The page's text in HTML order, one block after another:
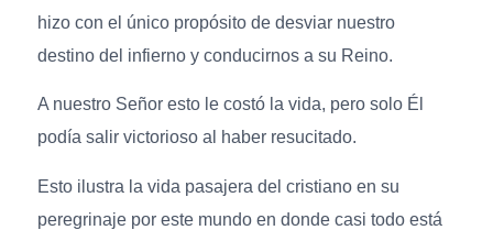
hizo con el único propósito de desviar nuestro
destino del infierno y conducirnos a su Reino.
A nuestro Señor esto le costó la vida, pero solo Él
podía salir victorioso al haber resucitado.
Esto ilustra la vida pasajera del cristiano en su
peregrinaje por este mundo en donde casi todo está